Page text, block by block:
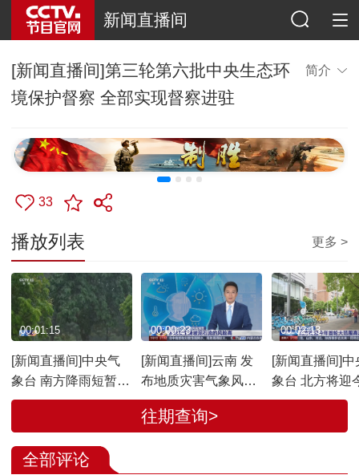
新闻直播间
[新闻直播间]第三轮第六批中央生态环
境保护督察 全部实现督察进驻
简介
33
播放列表 更多 >
[新闻直播间]中央气
象台 南方降雨短暂减
弱 华北东北等地有雷
00:01:15
[新闻直播间]云南 发
布地质灾害气象风险
预警 多地发生滑坡泥
石流的风险高
00:00:23
[新闻直播间]中
象台 北方将迎
轮大范围高温
00:02:13
往期查询>
全部评论